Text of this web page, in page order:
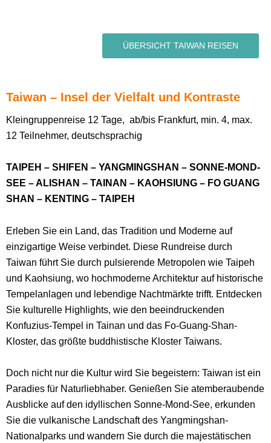
ÜBERSICHT TAIWAN REISEN
Taiwan – Insel der Vielfalt und Kontraste
Kleingruppenreise 12 Tage, ab/bis Frankfurt, min. 4, max.
12 Teilnehmer, deutschsprachig
TAIPEH – SHIFEN – YANGMINGSHAN – SONNE-MOND-
SEE – ALISHAN – TAINAN – KAOHSIUNG – FO GUANG
SHAN – KENTING – TAIPEH
Erleben Sie ein Land, das Tradition und Moderne auf
einzigartige Weise verbindet. Diese Rundreise durch
Taiwan führt Sie durch pulsierende Metropolen wie Taipeh
und Kaohsiung, wo hochmoderne Architektur auf historische
Tempelanlagen und lebendige Nachtmärkte trifft. Entdecken
Sie kulturelle Highlights, wie den beeindruckenden
Konfuzius-Tempel in Tainan und das Fo-Guang-Shan-
Kloster, das größte buddhistische Kloster Taiwans.
Doch nicht nur die Kultur wird Sie begeistern: Taiwan ist ein
Paradies für Naturliebhaber. Genießen Sie atemberaubende
Ausblicke auf den idyllischen Sonne-Mond-See, erkunden
Sie die vulkanische Landschaft des Yangmingshan-
Nationalparks und wandern Sie durch die majestätischen